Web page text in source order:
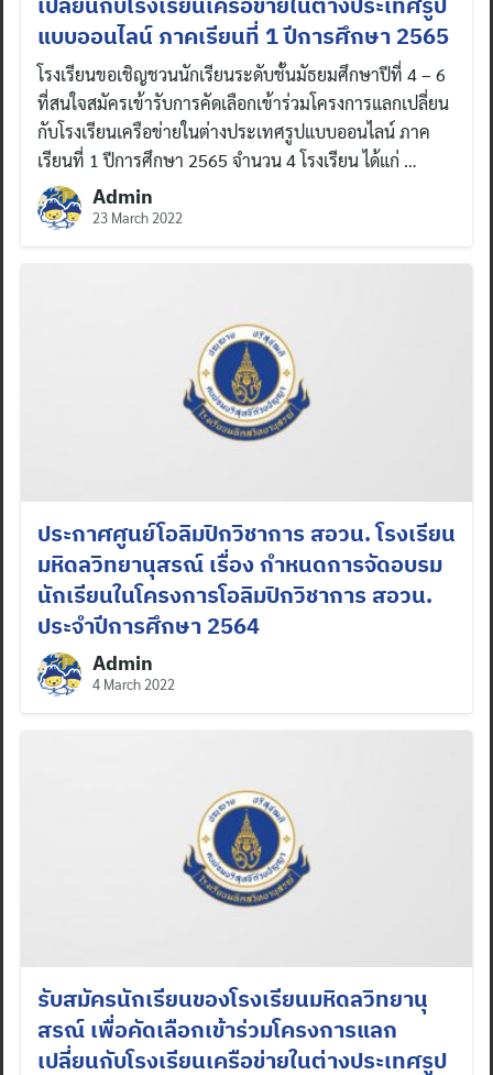
แบบออนไลน์ ภาคเรียนที่ 1 ปีการศึกษา 2565
โรงเรียนขอเชิญชวนนักเรียนระดับชั้นมัธยมศึกษาปีที่ 4 – 6
ที่สนใจสมัครเข้ารับการคัดเลือกเข้าร่วมโครงการแลกเปลี่ยน
กับโรงเรียนเครือข่ายในต่างประเทศรูปแบบออนไลน์ ภาค
เรียนที่ 1 ปีการศึกษา 2565 จำนวน 4 โรงเรียน ได้แก่ …
Admin
23 March 2022
ประกาศศูนย์โอลิมปิกวิชาการ สอวน. โรงเรียน
มหิดลวิทยานุสรณ์ เรื่อง กำหนดการจัดอบรม
นักเรียนในโครงการโอลิมปิกวิชาการ สอวน.
ประจำปีการศึกษา 2564
Admin
4 March 2022
รับสมัครนักเรียนของโรงเรียนมหิดลวิทยานุ
สรณ์ เพื่อคัดเลือกเข้าร่วมโครงการแลก
เปลี่ยนกับโรงเรียนเครือข่ายในต่างประเทศรูป